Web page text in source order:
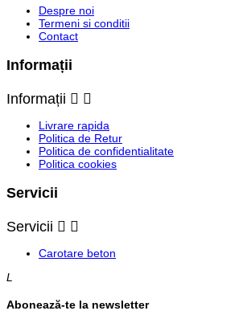
Despre noi
Termeni si conditii
Contact
Informații
Informații  
Livrare rapida
Politica de Retur
Politica de confidentialitate
Politica cookies
Servicii
Servicii  
Carotare beton
L
Abonează-te la newsletter